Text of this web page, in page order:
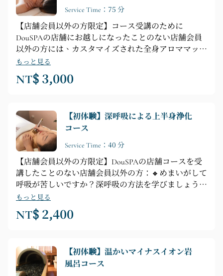
クニックで、お客様にとって最適な選択肢となりま
す。 【70分妊婦スパマッサージのポイント】►筋肉
のリラクゼーション - 緊張の緩和 ►英国王室妊婦ス
トレス解消マッサージ ❶ 腰のマッサージ ❷ 肩と首の
マッサージ ❸ 脚のマッサージ ❹ 胸のマッサージ ❺
頭のマッサージ
Service Time：75 分
【店舗会員以外の方限定】コース受講のために
DouSPAの店舗にお越しになったことのない店舗会員
以外の方には、カスタマイズされた全身アロママッサ
ージをご提供いたします。【コース内容】プロによる
カウンセリング ► シャワー ► フラワーカードカウン
セリング ► 全身の筋肉リラクゼーション ► 全身前
もっと見る
NT$ 3,000
【初体験】深呼吸による上半身浄化
コース
Service Time：40 分
【店舗会員以外の方限定】DouSPAの店舗コースを受
講したことのない店舗会員以外の方：🔸めまいがして
呼吸が苦しいですか？深呼吸の方法を学びましょう。
🔸【コース内容】プロによるカウンセリング ► シャ
ワー ► 脇、首、頭のマッサージテクニック
もっと見る
NT$ 2,400
【初体験】温かいマイナスイオン岩
風呂コース